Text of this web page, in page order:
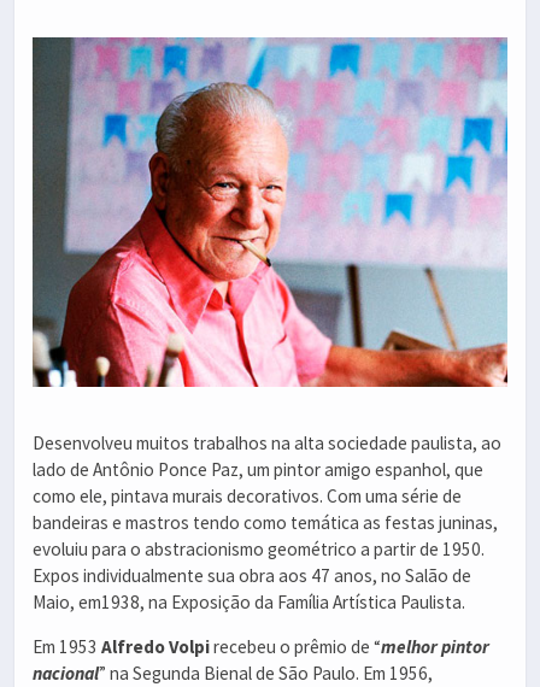
Desenvolveu muitos trabalhos na alta sociedade paulista, ao
lado de Antônio Ponce Paz, um pintor amigo espanhol, que
como ele, pintava murais decorativos. Com uma série de
bandeiras e mastros tendo como temática as festas juninas,
evoluiu para o abstracionismo geométrico a partir de 1950.
Expos individualmente sua obra aos 47 anos, no Salão de
Maio, em1938, na Exposição da Família Artística Paulista.
Em 1953 Alfredo Volpirecebeu o prêmio de “melhor pintor
nacional” na Segunda Bienal de São Paulo. Em 1956,